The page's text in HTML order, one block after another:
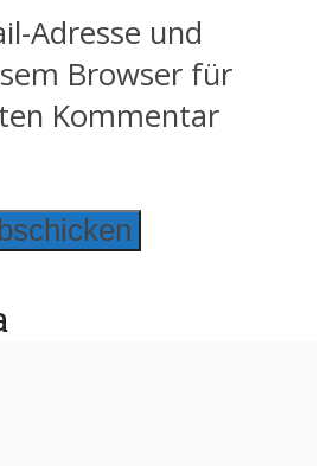
Adresse und
Browser für
Kommentar